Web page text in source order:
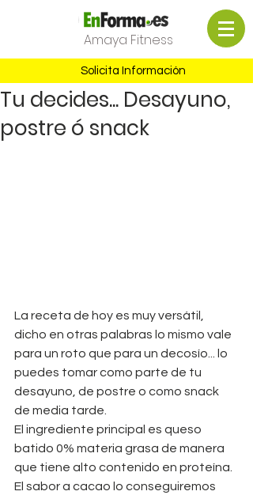
Amaya Fitness
Solicita Información
Tu decides... Desayuno,
postre ó snack
La receta de hoy es muy versátil,
dicho en otras palabras lo mismo vale
para un roto que para un decosío... lo
puedes tomar como parte de tu
desayuno, de postre o como snack
de media tarde.
El ingrediente principal es queso
batido 0% materia grasa de manera
que tiene alto contenido en proteína.
El sabor a cacao lo conseguiremos